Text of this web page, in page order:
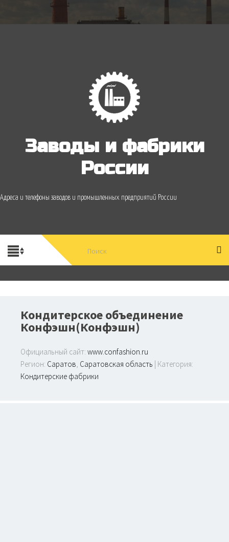
Заводы и фабрики
России
Адреса и телефоны заводов и промышленных предприятий России
Кондитерское объединение
Конфэшн(Конфэшн)
Официальный сайт: www.confashion.ru
Регион: Саратов, Саратовская область | Категория:
Кондитерские фабрики